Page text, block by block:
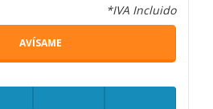
*IVA Incluido
AVÍSAME